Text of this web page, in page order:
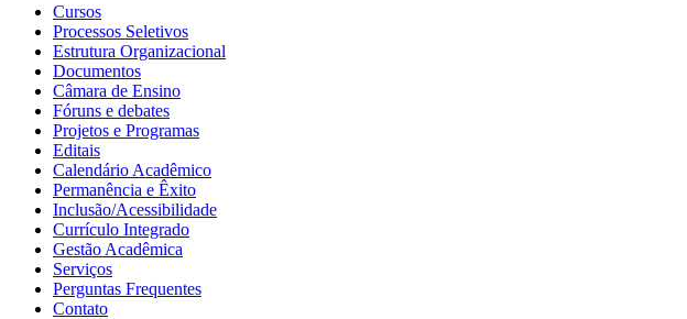
Cursos
Processos Seletivos
Estrutura Organizacional
Documentos
Câmara de Ensino
Fóruns e debates
Projetos e Programas
Editais
Calendário Acadêmico
Permanência e Êxito
Inclusão/Acessibilidade
Currículo Integrado
Gestão Acadêmica
Serviços
Perguntas Frequentes
Contato